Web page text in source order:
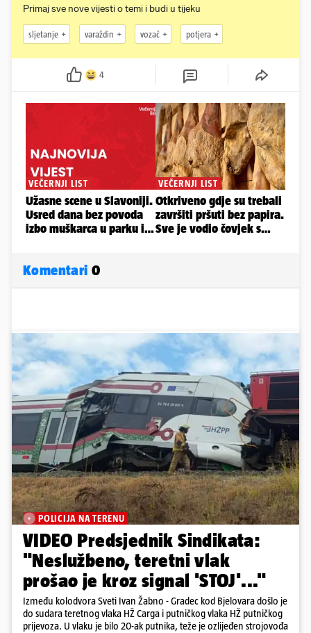
Primaj sve nove vijesti o temi i budi u tijeku
sljetanje varaždin vozač potjera
4
Komentari 0
POLICIJA NA TERENU
VIDEO Predsjednik Sindikata:
"Neslužbeno, teretni vlak
prošao je kroz signal 'STOJ'..."
Između kolodvora Sveti Ivan Žabno - Gradec kod Bjelovara došlo je
do sudara teretnog vlaka HŽ Carga i putničkog vlaka HŽ putničkog
prijevoza. U vlaku je bilo 20-ak putnika, teže je ozlijeđen strojovođa